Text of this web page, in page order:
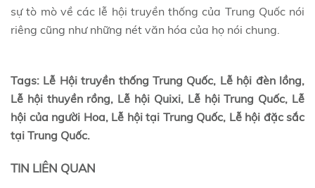
sự tò mò về các lễ hội truyền thống của Trung Quốc nói
riêng cũng như những nét văn hóa của họ nói chung.
Tags: Lễ Hội truyền thống Trung Quốc, Lễ hội đèn lồng,
Lễ hội thuyền rồng, Lễ hội Quixi, Lễ hội Trung Quốc, Lễ
hội của người Hoa, Lễ hội tại Trung Quốc, Lễ hội đặc sắc
tại Trung Quốc.
TIN LIÊN QUAN